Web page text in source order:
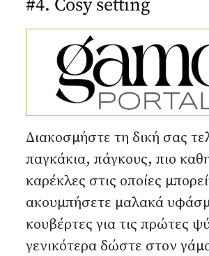
Διακοσμήστε τη δική σας
παγκάκια, πάγκους, πιο
καρέκλες στις οποίες
ακουμπήσετε μαλακά
κουβέρτες για τις πρώτες
γενικότερα δώστε στον